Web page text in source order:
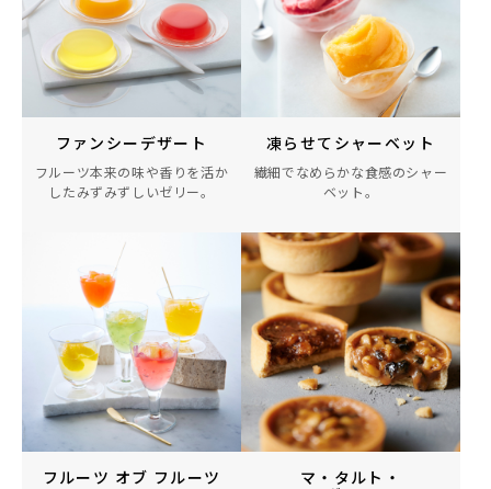
ファンシーデザート
フルーツ本来の味や香りを活か
したみずみずしいゼリー。
凍らせてシャーベット
繊細でなめらかな食感のシャー
ベット。
フルーツ オブ フルーツ
マ・タルト・